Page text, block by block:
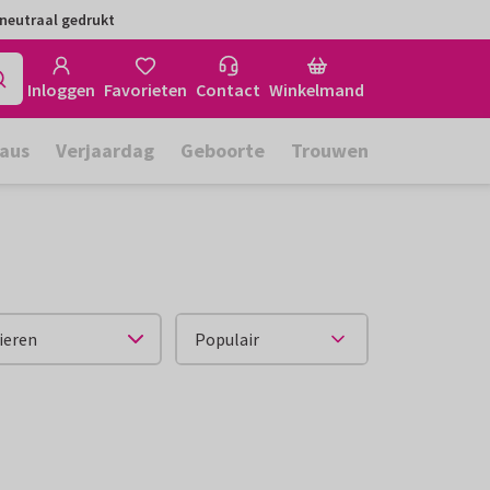
gedrukt
Inloggen Favorieten Contact Winkelmand
Verjaardag Geboorte Trouwen